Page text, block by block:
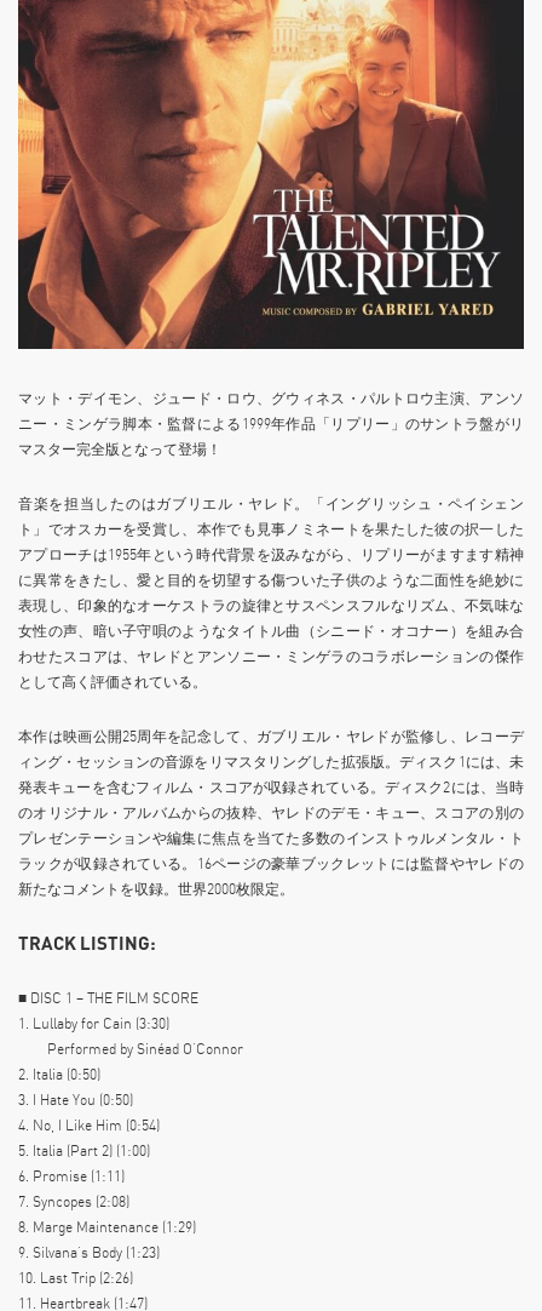
マット・デイモン、ジュード・ロウ、グウィネス・パルトロウ主演、アンソ
ニー・ミンゲラ脚本・監督による1999年作品「リプリー」のサントラ盤がリ
マスター完全版となって登場！
音楽を担当したのはガブリエル・ヤレド。「イングリッシュ・ペイシェン
ト」でオスカーを受賞し、本作でも見事ノミネートを果たした彼の択一した
アプローチは1955年という時代背景を汲みながら、リプリーがますます精神
に異常をきたし、愛と目的を切望する傷ついた子供のような二面性を絶妙に
表現し、印象的なオーケストラの旋律とサスペンスフルなリズム、不気味な
女性の声、暗い子守唄のようなタイトル曲（シニード・オコナー）を組み合
わせたスコアは、ヤレドとアンソニー・ミンゲラのコラボレーションの傑作
として高く評価されている。
本作は映画公開25周年を記念して、ガブリエル・ヤレドが監修し、レコーデ
ィング・セッションの音源をリマスタリングした拡張版。ディスク1には、未
発表キューを含むフィルム・スコアが収録されている。ディスク2には、当時
のオリジナル・アルバムからの抜粋、ヤレドのデモ・キュー、スコアの別の
プレゼンテーションや編集に焦点を当てた多数のインストゥルメンタル・ト
ラックが収録されている。16ページの豪華ブックレットには監督やヤレドの
新たなコメントを収録。世界2000枚限定。
TRACK LISTING:
■ DISC 1 – THE FILM SCORE
1. Lullaby for Cain (3:30)
Performed by Sinéad O’Connor
2. Italia (0:50)
3. I Hate You (0:50)
4. No, I Like Him (0:54)
5. Italia (Part 2) (1:00)
6. Promise (1:11)
7. Syncopes (2:08)
8. Marge Maintenance (1:29)
9. Silvana’s Body (1:23)
10. Last Trip (2:26)
11. Heartbreak (1:47)